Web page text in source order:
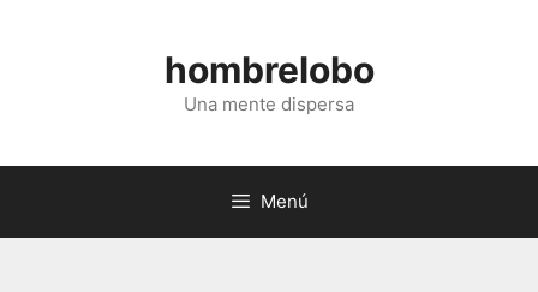
hombrelobo
Una mente dispersa
Menú